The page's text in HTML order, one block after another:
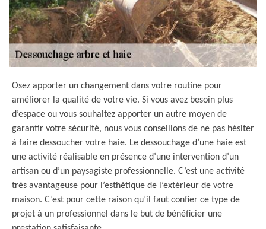
Osez apporter un changement dans votre routine pour
améliorer la qualité de votre vie. Si vous avez besoin plus
d’espace ou vous souhaitez apporter un autre moyen de
garantir votre sécurité, nous vous conseillons de ne pas hésiter
à faire dessoucher votre haie. Le dessouchage d’une haie est
une activité réalisable en présence d’une intervention d’un
artisan ou d’un paysagiste professionnelle. C’est une activité
très avantageuse pour l’esthétique de l’extérieur de votre
maison. C’est pour cette raison qu’il faut confier ce type de
projet à un professionnel dans le but de bénéficier une